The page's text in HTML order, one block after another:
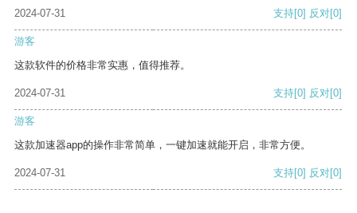
2024-07-31
支持[0] 反对[0]
游客
这款软件的价格非常实惠，值得推荐。
2024-07-31 支持[0] 反对[0]
游客
这款加速器app的操作非常简单，一键加速就能开启，非常方便。
2024-07-31 支持[0] 反对[0]